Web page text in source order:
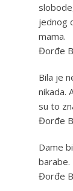
jednog
mama.
Đorđe
Bila je
nikada.
su to
Đorđe
Dame
barabe.
Đorđe